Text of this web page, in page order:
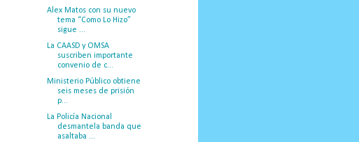
Alex Matos con su nuevo
tema “Como Lo Hizo”
sigue ...
La CAASD y OMSA
suscriben importante
convenio de c...
Ministerio Público obtiene
seis meses de prisión
p...
La Policía Nacional
desmantela banda que
asaltaba ...